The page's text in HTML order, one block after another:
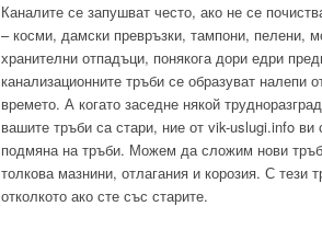
Каналите се запушват често, ако не се
– косми, дамски превръзки, тампони, пелени,
хранителни отпадъци, понякога дори едри
канализационните тръби се образуват налепи
времето. А когато заседне някой
вашите тръби са стари, ние от vik-uslugi.info
подмяна на тръби. Можем да сложим нови
толкова мазнини, отлагания и корозия. С
отколкото ако сте със старите.